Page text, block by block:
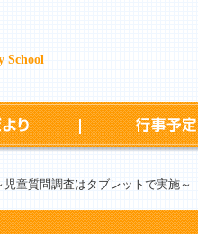
School
学校だより
童質問調査はタブレットで実施～